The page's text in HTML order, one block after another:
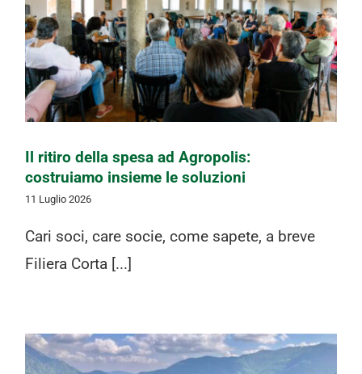
Il ritiro della spesa ad Agropolis:
costruiamo insieme le soluzioni
Il ritiro della spesa ad Agropolis:
costruiamo insieme le soluzioni
11 Luglio 2026
Cari soci, care socie, come sapete, a breve
Filiera Corta [...]